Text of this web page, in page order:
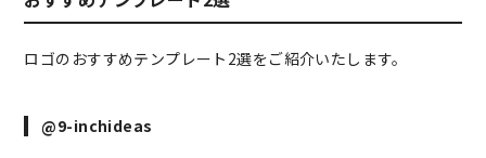
ロゴのおすすめテンプレート2選をご紹介いたします。
@9-inchideas